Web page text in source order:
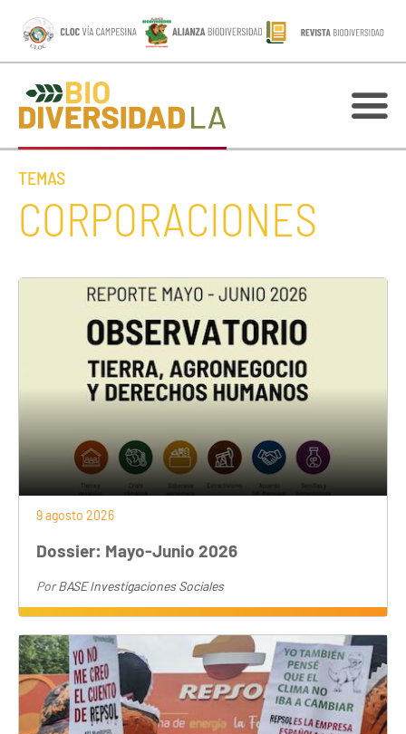
TEMAS
CORPORACIONES
9 agosto 2026
Dossier: Mayo-Junio 2026
PorBASE Investigaciones Sociales